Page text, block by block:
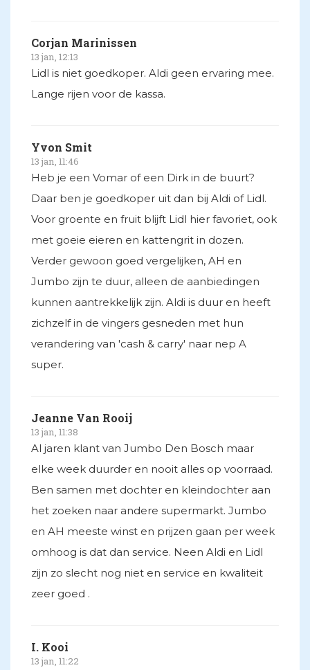
Corjan Marinissen
13 jan, 12:13
Lidl is niet goedkoper. Aldi geen ervaring mee.
Lange rijen voor de kassa.
Yvon Smit
13 jan, 11:46
Heb je een Vomar of een Dirk in de buurt?
Daar ben je goedkoper uit dan bij Aldi of Lidl.
Voor groente en fruit blijft Lidl hier favoriet, ook
met goeie eieren en kattengrit in dozen.
Verder gewoon goed vergelijken, AH en
Jumbo zijn te duur, alleen de aanbiedingen
kunnen aantrekkelijk zijn. Aldi is duur en heeft
zichzelf in de vingers gesneden met hun
verandering van 'cash & carry' naar nep A
super.
Jeanne Van Rooij
13 jan, 11:38
Al jaren klant van Jumbo Den Bosch maar
elke week duurder en nooit alles op voorraad.
Ben samen met dochter en kleindochter aan
het zoeken naar andere supermarkt. Jumbo
en AH meeste winst en prijzen gaan per week
omhoog is dat dan service. Neen Aldi en Lidl
zijn zo slecht nog niet en service en kwaliteit
zeer goed .
I. Kooi
13 jan, 11:22